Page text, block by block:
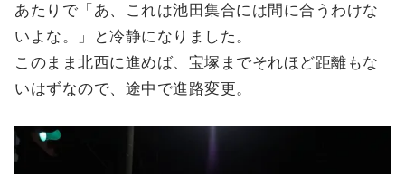
あたりで「あ、これは池田集合には間に合うわけな
いよな。」と冷静になりました。
このまま北西に進めば、宝塚までそれほど距離もな
いはずなので、途中で進路変更。